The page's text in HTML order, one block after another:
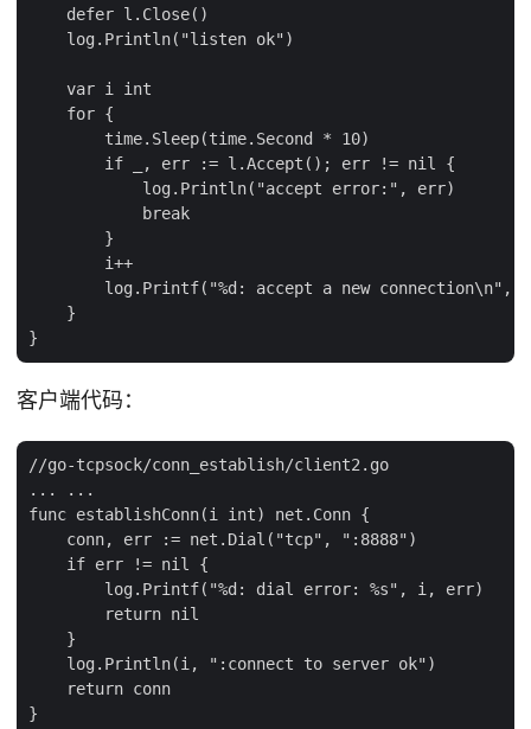
    defer l.Close()
    log.Println("listen ok")
    var i int
    for {
        time.Sleep(time.Second * 10)
        if _, err := l.Accept(); err != nil {
            log.Println("accept error:", err)
            break
        }
        i++
log.Printf("%d: accept a new connection\n",
    }
客户端代码：
//go-tcpsock/conn_establish/client2.go
... ...
func establishConn(i int) net.Conn {
    conn, err := net.Dial("tcp", ":8888")
    if err != nil {
        log.Printf("%d: dial error: %s", i, err)
        return nil
    }
    log.Println(i, ":connect to server ok")
    return conn
}